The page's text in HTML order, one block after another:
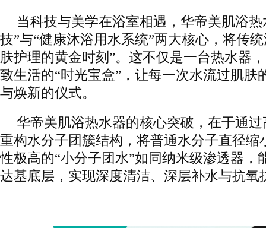
当科技与美学在浴室相遇，华帝美肌浴
技”与“健康沐浴用水系统”两大核心，将传
肤护理的黄金时刻”。这不仅是一台热水器
致生活的“时光宝盒”，让每一次水流过肌肤
与焕新的仪式。
华帝美肌浴热水器的核心突破，在于通
重构水分子团簇结构，将普通水分子直径缩
性极高的“小分子团水”如同纳米级渗透器，
达基底层，实现深度清洁、深层补水与抗氧